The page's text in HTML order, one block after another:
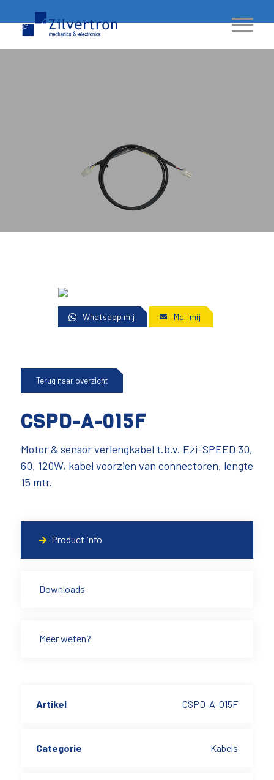
Whatsapp mij Mail mij
Terug naar overzicht
CSPD-A-015F
Motor & sensor verlengkabel t.b.v. Ezi-SPEED 30,
60, 120W, kabel voorzien van connectoren, lengte
15 mtr.
Product info
Downloads
Meer weten?
Artikel CSPD-A-015F
Categorie Kabels